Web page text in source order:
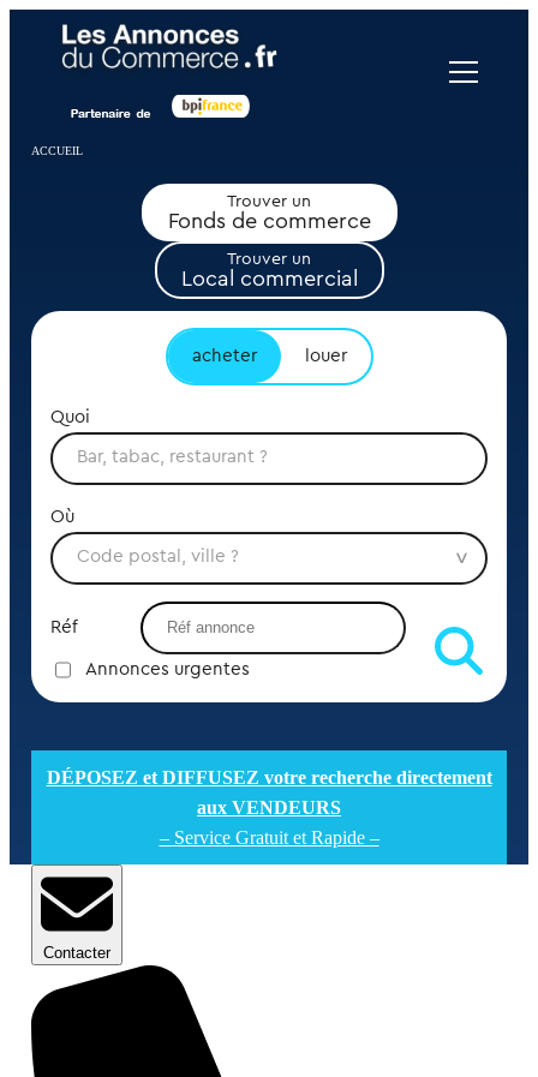
ACCUEIL
Trouver un
Fonds de commerce
Trouver un
Local commercial
acheter louer
Quoi
Où
Réf
Annonces urgentes
DÉPOSEZ et DIFFUSEZ votre recherche directement
aux VENDEURS
– Service Gratuit et Rapide –
Contacter
Panneau de gestion des cookies